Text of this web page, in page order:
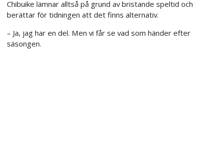
Chibuike lämnar alltså på grund av bristande speltid och
berättar för tidningen att det finns alternativ.
– Ja, jag har en del. Men vi får se vad som händer efter
säsongen.